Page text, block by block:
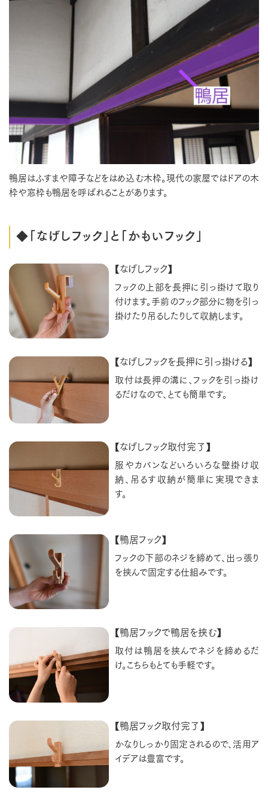
鴨居はふすまや障子などをはめ込む木枠。現代の家屋ではドアの木
枠や窓枠も鴨居を呼ばれることがあります。
◆「なげしフック」と「かもいフック」
【なげしフック】
フックの上部を長押に引っ掛けて取り
付けます。手前のフック部分に物を引っ
掛けたり吊るしたりして収納します。
【なげしフックを長押に引っ掛ける】
取付は長押の溝に、フックを引っ掛け
るだけなので、とても簡単です。
【なげしフック取付完了】
服やカバンなどいろいろな壁掛け収
納、吊るす収納が簡単に実現できま
す。
【鴨居フック】
フックの下部のネジを締めて、出っ張り
を挟んで固定する仕組みです。
【鴨居フックで鴨居を挟む】
取付は鴨居を挟んでネジを締めるだ
け。こちらもとても手軽です。
【鴨居フック取付完了】
かなりしっかり固定されるので、活用ア
イデアは豊富です。